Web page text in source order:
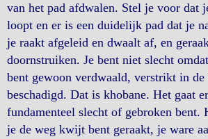
van het pad afdwalen. Stel je voor dat
loopt en er is een duidelijk pad dat je
je raakt afgeleid en dwaalt af, en
doornstruiken. Je bent niet slecht
bent gewoon verdwaald, verstrikt in de
beschadigd. Dat is khobane. Het gaat
fundamenteel slecht of gebroken bent.
je de weg kwijt bent geraakt, je ware